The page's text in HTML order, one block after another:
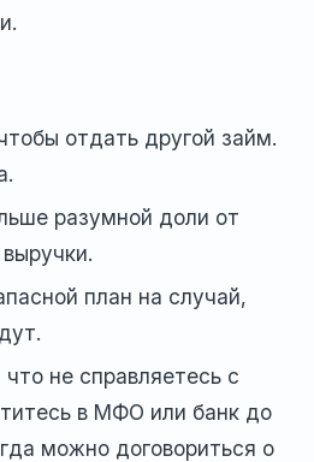
отдать другой займ.
разумной доли от
план на случай,
не справляетесь с
в МФО или банк до
можно договориться о